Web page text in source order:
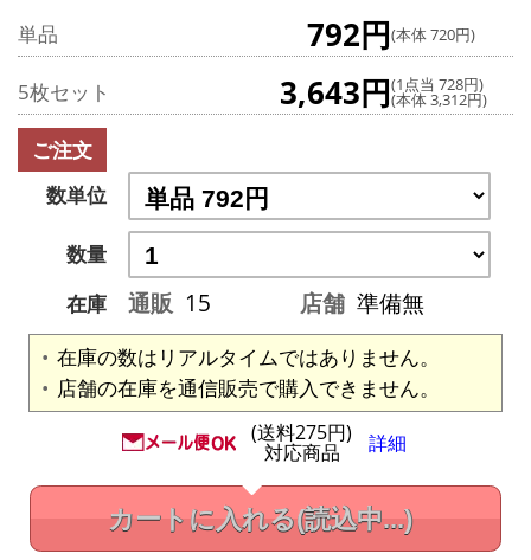
単品 792円(本体 720円)
5枚セット 3,643円(1点当 728円)
(本体 3,312円)
ご注文
数単位
数量
在庫
通販 15 店舗 準備無
在庫の数はリアルタイムではありません。
店舗の在庫を通信販売で購入できません。
(送料275円)
対応商品 詳細
カートに入れる(読込中...)